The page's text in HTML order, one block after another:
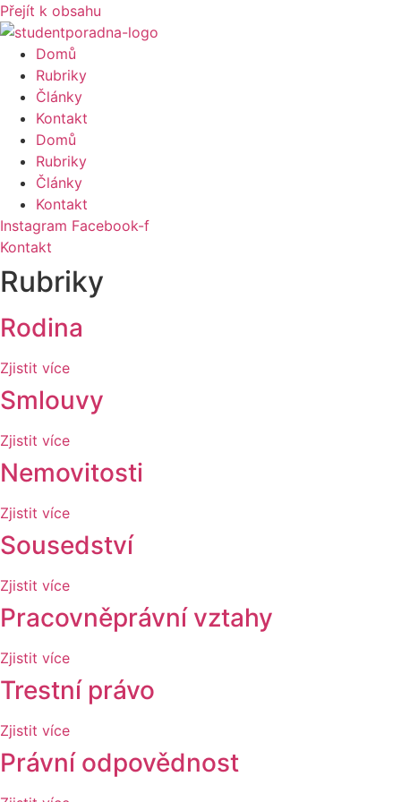
Přejít k obsahu
Domů
Rubriky
Články
Kontakt
Domů
Rubriky
Články
Kontakt
Instagram Facebook-f
Kontakt
Rubriky
Rodina
Zjistit více
Smlouvy
Zjistit více
Nemovitosti
Zjistit více
Sousedství
Zjistit více
Pracovněprávní vztahy
Zjistit více
Trestní právo
Zjistit více
Právní odpovědnost